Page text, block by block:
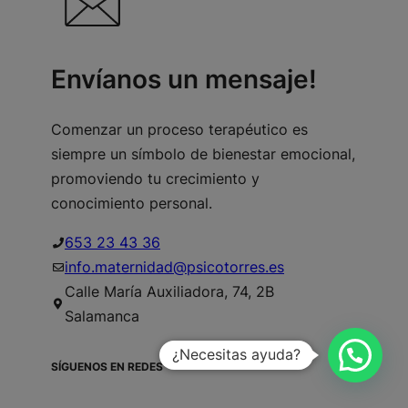
Envíanos un mensaje!
Comenzar un proceso terapéutico es
siempre un símbolo de bienestar emocional,
promoviendo tu crecimiento y
conocimiento personal.
653 23 43 36
info.maternidad@psicotorres.es
Calle María Auxiliadora, 74, 2B
Salamanca
SÍGUENOS EN REDES
¿Necesitas ayuda?